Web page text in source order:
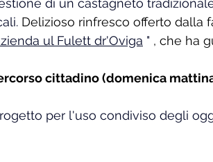
di un castagneto
Delizioso rinfresco offerto dalla
ul Fulett dr'Oviga " , che ha
cittadino (domenica
per l'uso condiviso degli